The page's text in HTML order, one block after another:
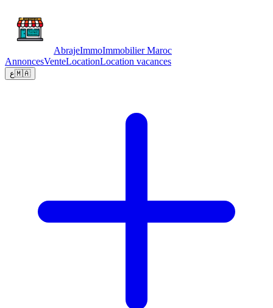
AbrajeImmoImmobilier Maroc
AnnoncesVenteLocationLocation vacances
ع🇲🇦